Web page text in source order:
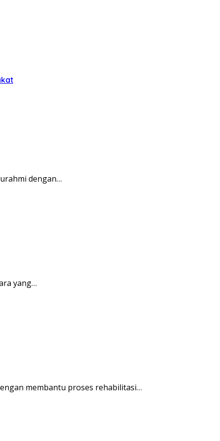
dengan…
yang…
membantu proses rehabilitasi…